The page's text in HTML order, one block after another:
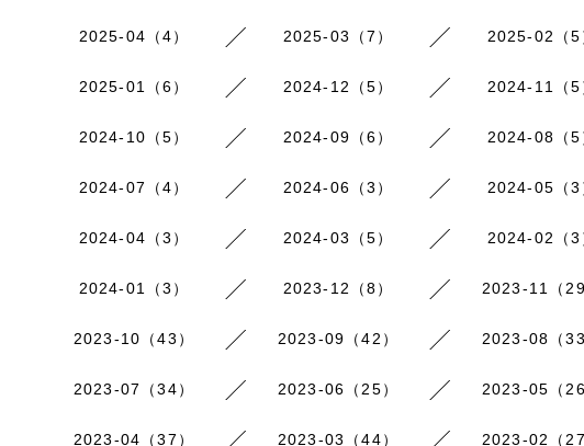
2025-04（4） 2025-03（7） 2025-02（5
2025-01（6） 2024-12（5） 2024-11（5
2024-10（5） 2024-09（6） 2024-08（5
2024-07（4） 2024-06（3） 2024-05（3
2024-04（3） 2024-03（5） 2024-02（3
2024-01（3） 2023-12（8） 2023-11（
2023-10（43） 2023-09（42） 2023-08（
2023-07（34） 2023-06（25） 2023-05（
2023-04（37） 2023-03（44） 2023-02（